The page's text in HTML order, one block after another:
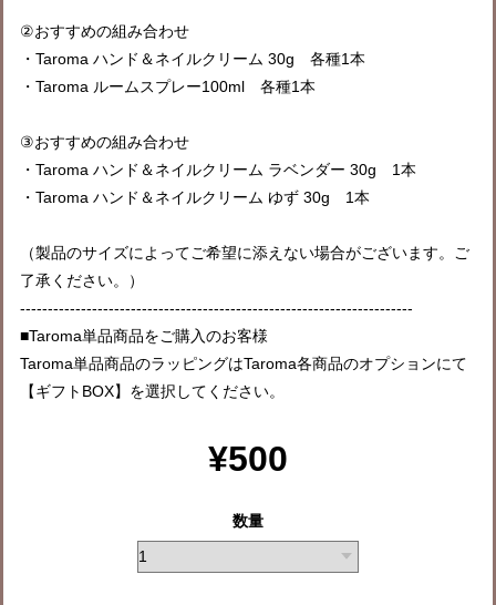
②おすすめの組み合わせ
・Taroma ハンド＆ネイルクリーム 30g 各種1本
・Taroma ルームスプレー100ml 各種1本
③おすすめの組み合わせ
・Taroma ハンド＆ネイルクリーム ラベンダー 30g 1本
・Taroma ハンド＆ネイルクリーム ゆず 30g 1本
（製品のサイズによってご希望に添えない場合がございます。ご
了承ください。）
-----------------------------------------------------------------------
■Taroma単品商品をご購入のお客様
Taroma単品商品のラッピングはTaroma各商品のオプションにて
【ギフトBOX】を選択してください。
¥500
数量